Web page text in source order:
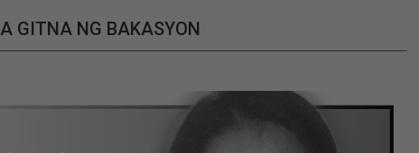
GITNA NG BAKASYON